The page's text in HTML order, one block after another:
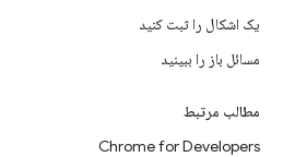
یک اشکال را ثبت کنید
مسائل باز را ببینید
مطالب مرتبط
Chrome for Developers